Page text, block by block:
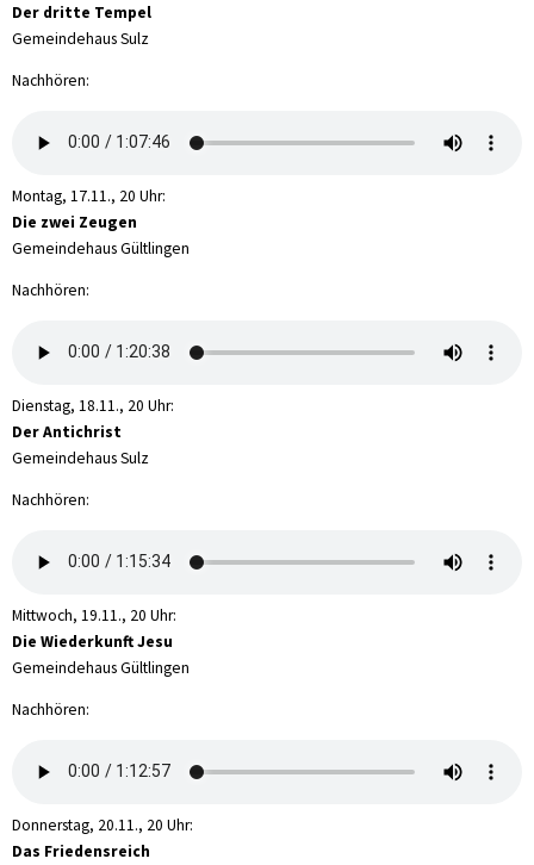
Der dritte Tempel
Gemeindehaus Sulz
Nachhören:
Montag, 17.11., 20 Uhr:
Die zwei Zeugen
Gemeindehaus Gültlingen
Nachhören:
Dienstag, 18.11., 20 Uhr:
Der Antichrist
Gemeindehaus Sulz
Nachhören:
Mittwoch, 19.11., 20 Uhr:
Die Wiederkunft Jesu
Gemeindehaus Gültlingen
Nachhören:
Donnerstag, 20.11., 20 Uhr:
Das Friedensreich